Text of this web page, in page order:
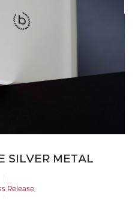
SILVER METAL
Release